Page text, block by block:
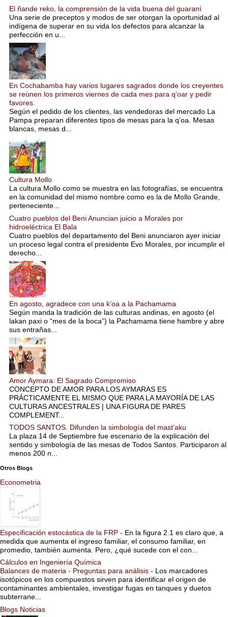
El ñande reko, la comprensión de la vida buena del guaraní
Una serie de preceptos y modos de ser otorgan la oportunidad al
indígena de superar en su vida los defectos para alcanzar la
perfección en u...
En Cochabamba hay varios lugares sagrados donde los creyentes
se reúnen los primeros viernes de cada mes para q’oar y pedir
favores.
Según el pedido de los clientes, las vendedoras del mercado La
Pampa preparan diferentes tipos de mesas para la q’oa. Mesas
blancas, mesas d...
Cultura Mollo
La cultura Mollo como se muestra en las fotografías, se encuentra
en la comunidad del mismo nombre como es la de Mollo Grande,
perteneciente...
Cuatro pueblos del Beni Anuncian juicio a Morales por
hidroeléctrica El Bala
Cuatro pueblos del departamento del Beni anunciaron ayer iniciar
un proceso legal contra el presidente Evo Morales, por incumplir el
derecho...
En agosto, agradece con una k’oa a la Pachamama
Según manda la tradición de las culturas andinas, en agosto (el
lakan paxi o “mes de la boca”) la Pachamama tiene hambre y abre
sus entrañas...
Amor Aymara: El Sagrado Compromiso
CONCEPTO DE AMOR PARA LOS AYMARAS ES
PRÁCTICAMENTE EL MISMO QUE PARA LA MAYORÍA DE LAS
CULTURAS ANCESTRALES | UNA FIGURA DE PARES
COMPLEMENT...
TODOS SANTOS. Difunden la simbología del mast’aku
La plaza 14 de Septiembre fue escenario de la explicación del
sentido y simbología de las mesas de Todos Santos. Participaron al
menos 200 n...
Otros Blogs
Econometria
Especificación estocástica de la FRP - En la figura 2.1 es claro que, a
medida que aumenta el ingreso familiar, el consumo familiar, en
promedio, también aumenta. Pero, ¿qué sucede con el con...
Cálculos en Ingeniería Química
Balances de materia - Preguntas para análisis - Los marcadores
isotópicos en los compuestos sirven para identificar el origen de
contaminantes ambientales, investigar fugas en tanques y duetos
subterrane...
Blogs Noticias